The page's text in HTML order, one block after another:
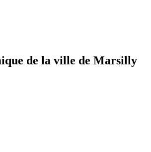
de la ville de Marsilly